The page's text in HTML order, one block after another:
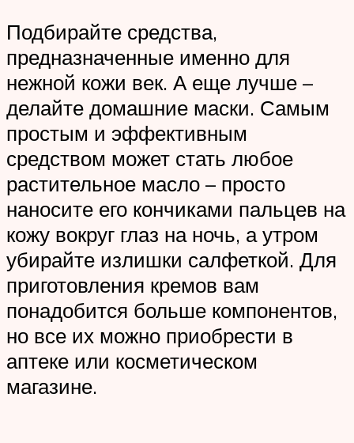
Подбирайте средства,
предназначенные именно для
нежной кожи век. А еще лучше –
делайте домашние маски. Самым
простым и эффективным
средством может стать любое
растительное масло – просто
наносите его кончиками пальцев на
кожу вокруг глаз на ночь, а утром
убирайте излишки салфеткой. Для
приготовления кремов вам
понадобится больше компонентов,
но все их можно приобрести в
аптеке или косметическом
магазине.